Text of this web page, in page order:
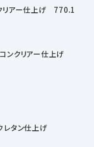
リアー仕上げ 770.1
ンクリアー仕上げ
レタン仕上げ